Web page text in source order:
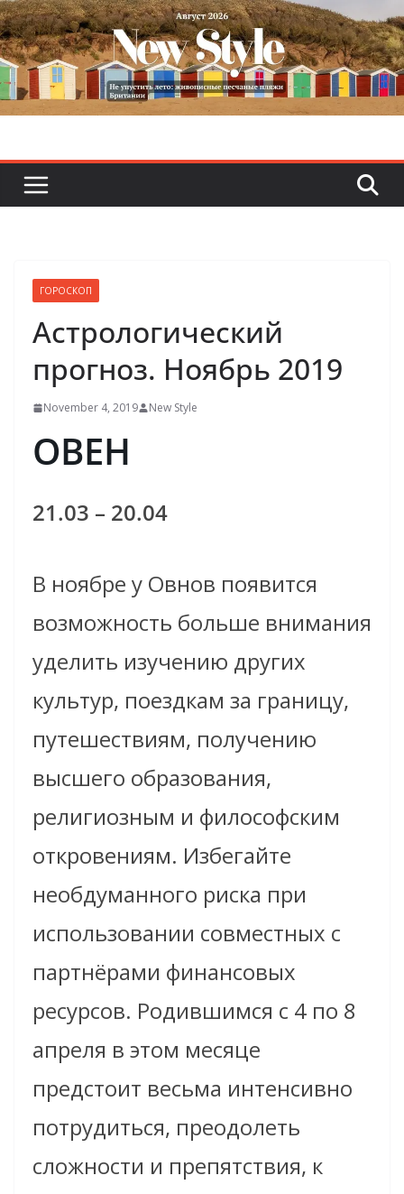
Skip
to
content
ГОРОСКОП
Астрологический
прогноз. Ноябрь 2019
November 4, 2019 New Style
ОВЕН
21.03 – 20.04
В ноябре у Овнов появится
возможность больше внимания
уделить изучению других
культур, поездкам за границу,
путешествиям, получению
высшего образования,
религиозным и философским
откровениям. Избегайте
необдуманного риска при
использовании совместных с
партнёрами финансовых
ресурсов. Родившимся с 4 по 8
апреля в этом месяце
предстоит весьма интенсивно
потрудиться, преодолеть
сложности и препятствия, к